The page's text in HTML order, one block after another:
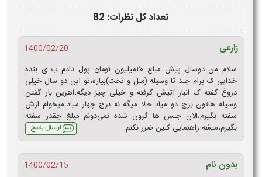
تعداد کل نظرات: 82
زارعی
1400/02/20
سلام من دوسال پیش مبلغ ۲۰میلیون تومان پول دادم ب ی بنده
خدایی ک برام چند تا وسیله (مبل و تخت)بیاره،تو این دو سال خیلی
دروغ گفته ک انبار آتیش گرفته و خیلی چیز دیگه،اهرین بار گفتن
وسیله هاتون برج دو میاد حالا میگه نه برج چهار میاد،میخوام ازش
سفته بگیرم،الان جنس ها گرون شده نمی‌دونم مبلغ چقدر سفته
بگیرم،میشه راهنمایی کنین ضرر نکنم
بدون نام
1400/02/15